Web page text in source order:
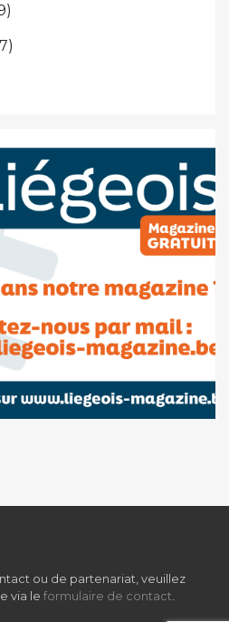
ou de partenariat, veuillez
via le formulaire de contact